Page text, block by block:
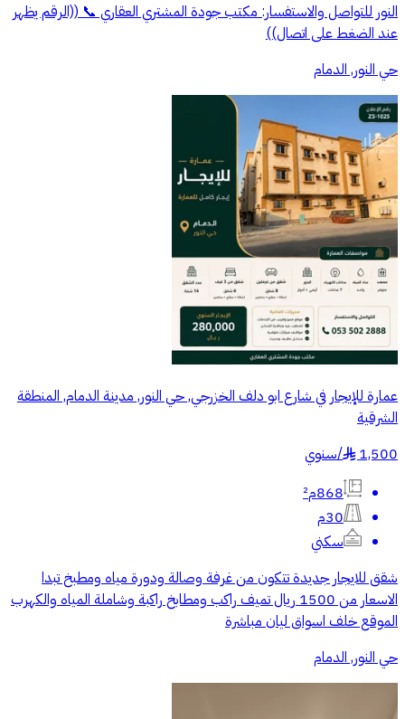
النور للتواصل والاستفسار: مكتب جودة المشتري العقاري 📞 ((الرقم يظهر
عند الضغط على اتصال))
حي النور, الدمام
عمارة للإيجار في شارع ابو دلف الخزرجي, حي النور, مدينة الدمام, المنطقة
الشرقية
1,500
§
/سنوي
868م²
30م
سكني
شقق للايجار جديدة تتكون من غرفة وصالة ودورة مياه ومطبخ تبدا
الاسعار من 1500 ريال تميف راكب ومطابخ راكبة وشاملة المياه والكهرب
الموقع خلف اسواق ليان مباشرة
حي النور, الدمام